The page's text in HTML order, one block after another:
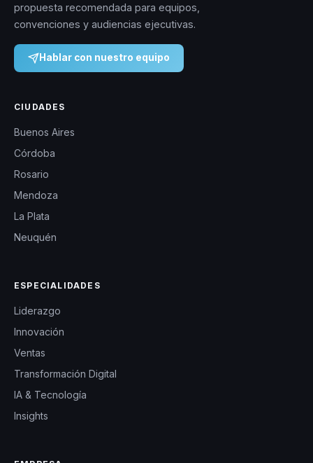
propuesta recomendada para equipos,
convenciones y audiencias ejecutivas.
Hablar con nuestro equipo
CIUDADES
Buenos Aires
Córdoba
Rosario
Mendoza
La Plata
Neuquén
ESPECIALIDADES
Liderazgo
Innovación
Ventas
Transformación Digital
IA & Tecnología
Insights